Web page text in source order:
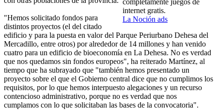
completamente juegos de
internet gratis.
La Noción ads
"Hemos solicitado fondos para
distintos proyectos (el del citado
edificio y para la puesta en valor del Parque Periurbano Dehesa del
Mercadillo, entre otros) por alrededor de 14 millones y han venido
cuatro para un edificio de bioeconomía en La Dehesa. No es verdad
que nos quedamos sin fondos europeos", ha reiterado Martínez, al
tiempo que ha subrayado que "también hemos presentado un
proyecto sobre el que el Gobierno central dice que no cumplimos los
requisitos, por lo que hemos interpuesto alegaciones y un recurso
contencioso administrativo, porque no es verdad que nos
cumplamos con lo que solicitaban las bases de la convocatoria".